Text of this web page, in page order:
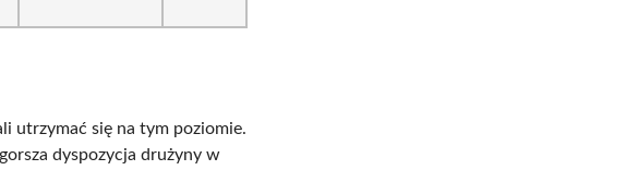
utrzymać się na tym poziomie.
dyspozycja drużyny w